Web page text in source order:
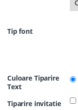
Tip font
Culoare Tiparire
Text
Tiparire invitatie